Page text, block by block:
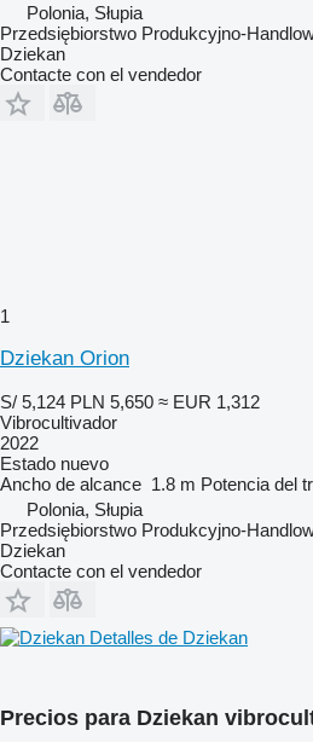
Polonia, Słupia
Przedsiębiorstwo Produkcyjno-
Dziekan
Contacte con el vendedor
1
Dziekan Orion
S/ 5,124 PLN 5,650 ≈ EUR 1,312
Vibrocultivador
2022
Estado nuevo
Ancho de alcance 1.8 m Potencia del
Polonia, Słupia
Przedsiębiorstwo Produkcyjno-
Dziekan
Contacte con el vendedor
Detalles de Dziekan
Precios para Dziekan